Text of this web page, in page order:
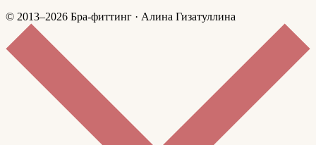
© 2013–2026 Бра-фиттинг · Алина Гизатуллина